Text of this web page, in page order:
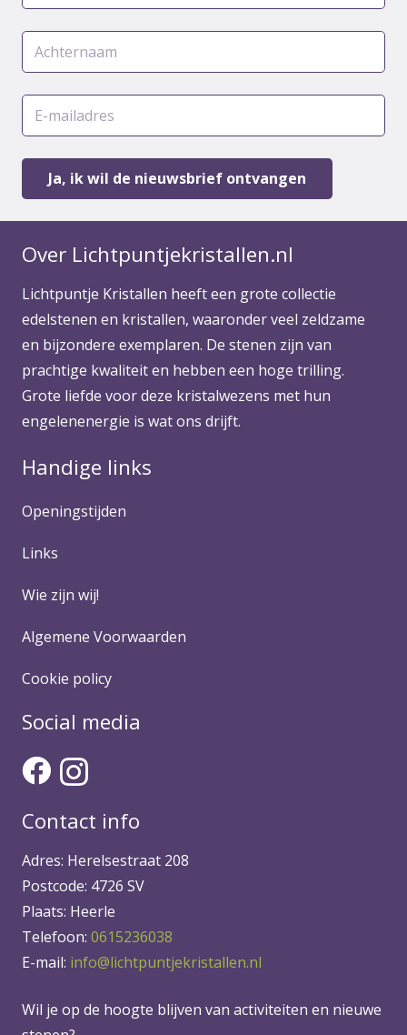
Over Lichtpuntjekristallen.nl
Lichtpuntje Kristallen heeft een grote collectie
edelstenen en kristallen, waaronder veel zeldzame
en bijzondere exemplaren. De stenen zijn van
prachtige kwaliteit en hebben een hoge trilling.
Grote liefde voor deze kristalwezens met hun
engelenenergie is wat ons drijft.
Handige links
Openingstijden
Links
Wie zijn wij!
Algemene Voorwaarden
Cookie policy
Social media
Contact info
Adres: Herelsestraat 208
Postcode: 4726 SV
Plaats: Heerle
Telefoon: 0615236038
E-mail: info@lichtpuntjekristallen.nl
Wil je op de hoogte blijven van activiteiten en nieuwe